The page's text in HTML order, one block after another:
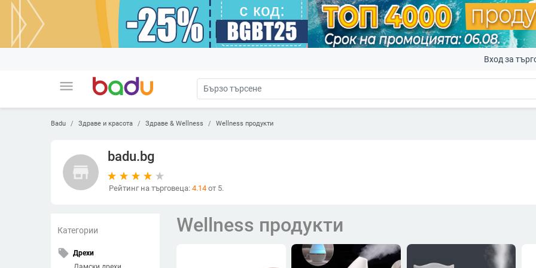
menu
Вход за
Badu Здраве и красота Здраве & Wellness Wellness продукти
store
badu.bg
Рейтинг на търговеца: 4.14 от 5.
Категории
local_offer Дрехи
Wellness продукти